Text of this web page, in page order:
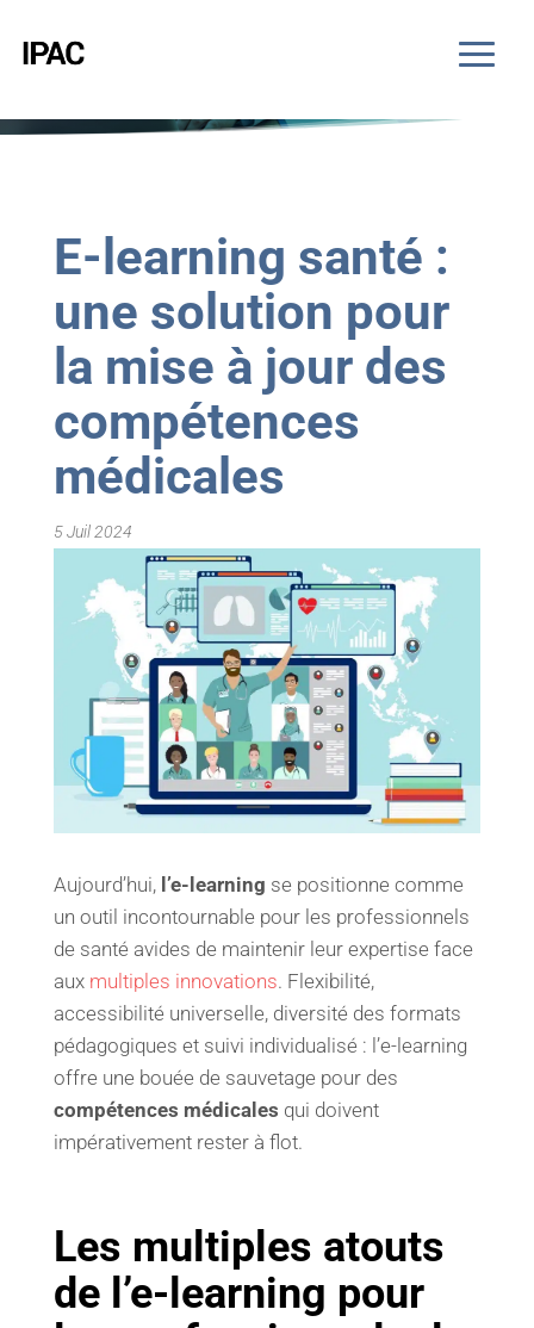
E-learning santé :
une solution pour
la mise à jour des
compétences
médicales
5 Juil 2024
Aujourd’hui, l’e-learning se positionne comme
un outil incontournable pour les professionnels
de santé avides de maintenir leur expertise face
aux multiples innovations. Flexibilité,
accessibilité universelle, diversité des formats
pédagogiques et suivi individualisé : l’e-learning
offre une bouée de sauvetage pour des
compétences médicales qui doivent
impérativement rester à flot.
Les multiples atouts
de l’e-learning pour